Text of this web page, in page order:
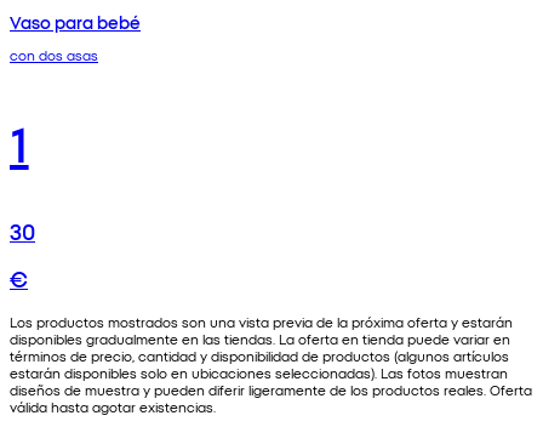
Vaso para bebé
con dos asas
1
30
€
Los productos mostrados son una vista previa de la próxima oferta y estarán
disponibles gradualmente en las tiendas. La oferta en tienda puede variar en
términos de precio, cantidad y disponibilidad de productos (algunos artículos
estarán disponibles solo en ubicaciones seleccionadas). Las fotos muestran
diseños de muestra y pueden diferir ligeramente de los productos reales. Oferta
válida hasta agotar existencias.